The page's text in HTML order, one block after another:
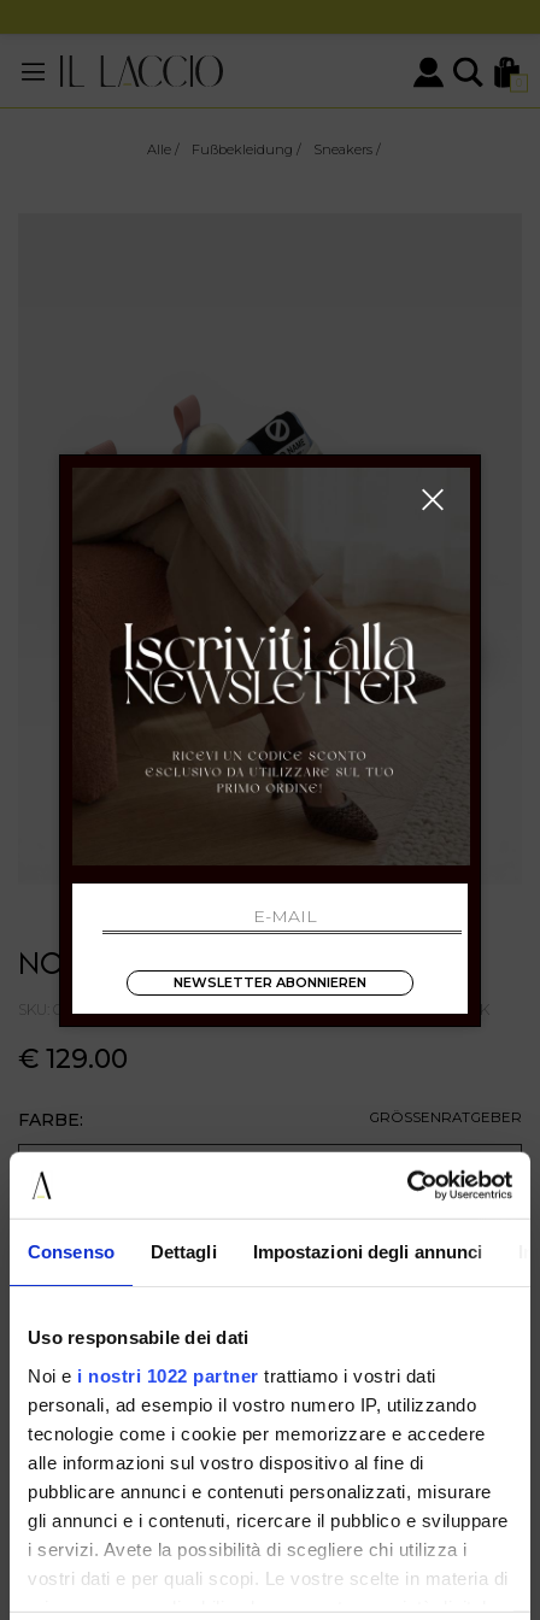
Consenso Dettagli Impostazioni degli annunci
Uso responsabile dei dati
Noi e i nostri 1022 partner trattiamo i vostri dati
personali, ad esempio il vostro numero IP, utilizzando
tecnologie come i cookie per memorizzare e accedere
alle informazioni sul vostro dispositivo al fine di
pubblicare annunci e contenuti personalizzati, misurare
gli annunci e i contenuti, ricercare il pubblico e sviluppare
i servizi. Avete la possibilità di scegliere chi utilizza i
vostri dati e per quali scopi. Le vostre scelte in materia di
0
Alle / Fußbekleidung / Sneakers /
NO NAME
SKU: CARTER FLYMESH RECYCLED/SMOOTHGRADPINK BLUE/PINK
€ 129.00
FARBE: GRÖSSENRATGEBER
VERFÜGBAR IN
RECYCLEDWHITE/GREGE
NEWSLETTER ABONNIEREN